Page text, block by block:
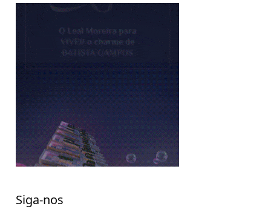
Siga-nos